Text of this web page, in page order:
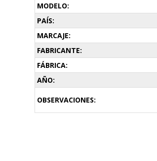
MODELO:
PAÍS:
MARCAJE:
FABRICANTE:
FÁBRICA:
AÑO:
OBSERVACIONES: